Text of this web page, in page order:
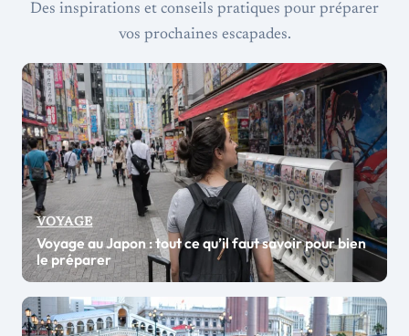
Des inspirations et conseils pratiques pour préparer
vos prochaines escapades.
VOYAGE
Voyage au Japon : tout ce qu’il faut savoir pour bien
le préparer